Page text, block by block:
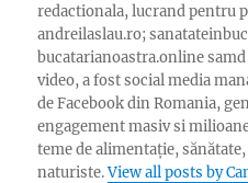
redactionala, lucrand pentru
andreilaslau.ro;
bucatarianoastra.online
video, a fost social media
de Facebook din Romania,
engagement masiv si
teme de alimentație,
naturiste.View all posts by